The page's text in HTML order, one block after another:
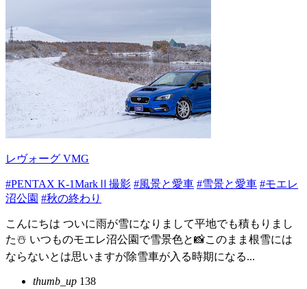
レヴォーグ VMG
#PENTAX K-1MarkⅡ撮影 #風景と愛車 #雪景と愛車 #モエレ
沼公園 #秋の終わり
こんにちは ついに雨が雪になりまして平地でも積もりまし
た☃️ いつものモエレ沼公園で雪景色と📸このまま根雪には
ならないとは思いますが除雪車が入る時期になる...
thumb_up 138